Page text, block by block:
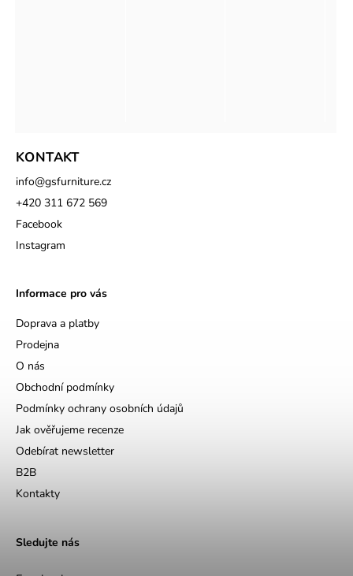
KONTAKT
info@gsfurniture.cz
+420 311 672 569
Facebook
Instagram
Informace pro vás
Doprava a platby
Prodejna
O nás
Obchodní podmínky
Podmínky ochrany osobních údajů
Jak ověřujeme recenze
Odebírat newsletter
B2B
Kontakty
Sledujte nás